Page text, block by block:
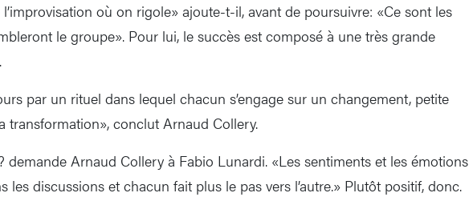
où on rigole» ajoute-t-il, avant de poursuivre: «Ce sont les
le groupe». Pour lui, le succès est composé à une très grande
par un rituel dans lequel chacun s’engage sur un changement, petite
transformation», conclut Arnaud Collery.
demande Arnaud Collery à Fabio Lunardi. «Les sentiments et les émotions
les discussions et chacun fait plus le pas vers l’autre.» Plutôt positif, donc.